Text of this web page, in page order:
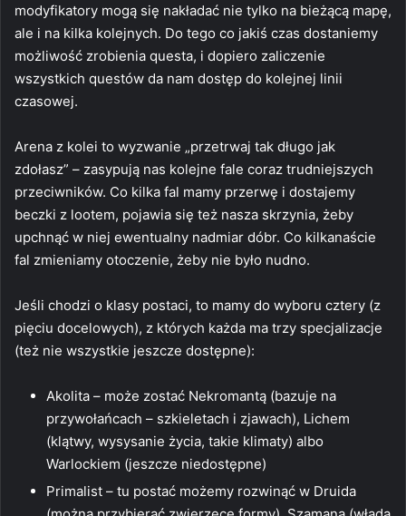
modyfikatory mogą się nakładać nie tylko na bieżącą mapę,
ale i na kilka kolejnych. Do tego co jakiś czas dostaniemy
możliwość zrobienia questa, i dopiero zaliczenie
wszystkich questów da nam dostęp do kolejnej linii
czasowej.
Arena z kolei to wyzwanie „przetrwaj tak długo jak
zdołasz” – zasypują nas kolejne fale coraz trudniejszych
przeciwników. Co kilka fal mamy przerwę i dostajemy
beczki z lootem, pojawia się też nasza skrzynia, żeby
upchnąć w niej ewentualny nadmiar dóbr. Co kilkanaście
fal zmieniamy otoczenie, żeby nie było nudno.
Jeśli chodzi o klasy postaci, to mamy do wyboru cztery (z
pięciu docelowych), z których każda ma trzy specjalizacje
(też nie wszystkie jeszcze dostępne):
Akolita – może zostać Nekromantą (bazuje na
przywołańcach – szkieletach i zjawach), Lichem
(klątwy, wysysanie życia, takie klimaty) albo
Warlockiem (jeszcze niedostępne)
Primalist – tu postać możemy rozwinąć w Druida